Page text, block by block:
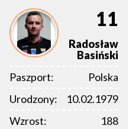
11
Radosław
Basiński
Paszport:
Polska
Urodzony:
10.02.1979
Wzrost:
188